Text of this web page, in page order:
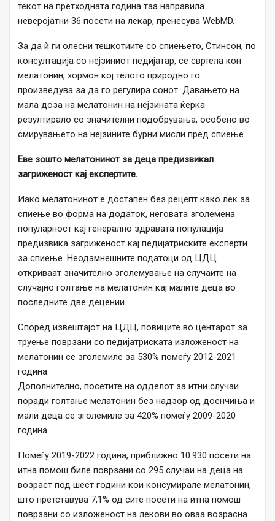
текот на претходната година таа направила
неверојатни 36 посети на лекар, пренесува WebMD.
За да ѝ ги олесни тешкотиите со спиењето, Стинсон, по
консултација со нејзиниот педијатар, се свртела кон
мелатонин, хормон кој телото природно го
произведува за да го регулира сонот. Давањето на
мала доза на мелатонин на нејзината ќерка
резултирало со значителни подобрувања, особено во
смирувањето на нејзините бурни мисли пред спиење.
Еве зошто мелатонинот за деца предизвикал
загриженост кај експертите.
Иако мелатонинот е достапен без рецепт како лек за
спиење во форма на додаток, неговата зголемена
популарност кај генерално здравата популација
предизвика загриженост кај педијатриските експерти
за спиење. Неодамнешните податоци од ЦДЦ
откриваат значително зголемување на случаите на
случајно голтање на мелатонин кај малите деца во
последните две децении.
Според извештајот на ЦДЦ, повиците во центарот за
труење поврзани со педијатриската изложеност на
мелатонин се зголемиле за 530% помеѓу 2012-2021
година.
Дополнително, посетите на одделот за итни случаи
поради голтање мелатонин без надзор од доенчиња и
мали деца се зголемиле за 420% помеѓу 2009-2020
година.
Помеѓу 2019-2022 година, приближно 10.930 посети на
итна помош биле поврзани со 295 случаи на деца на
возраст под шест години кои консумирале мелатонин,
што претставува 7,1% од сите посети на итна помош
поврзани со изложеност на лекови во оваа возрасна